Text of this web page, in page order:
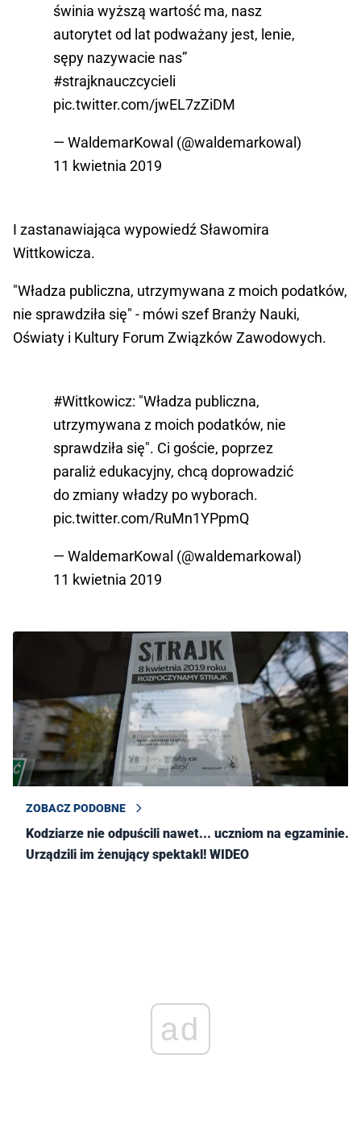
świnia wyższą wartość ma, nasz
autorytet od lat podważany jest, lenie,
sępy nazywacie nas”
#strajknauczcycieli
pic.twitter.com/jwEL7zZiDM
— WaldemarKowal (@waldemarkowal)
11 kwietnia 2019
I zastanawiająca wypowiedź Sławomira
Wittkowicza.
"Władza publiczna, utrzymywana z moich podatków,
nie sprawdziła się" - mówi szef Branży Nauki,
Oświaty i Kultury Forum Związków Zawodowych.
#Wittkowicz: "Władza publiczna,
utrzymywana z moich podatków, nie
sprawdziła się". Ci goście, poprzez
paraliż edukacyjny, chcą doprowadzić
do zmiany władzy po wyborach.
pic.twitter.com/RuMn1YPpmQ
— WaldemarKowal (@waldemarkowal)
11 kwietnia 2019
ZOBACZ PODOBNE
Kodziarze nie odpuścili nawet... uczniom na egzaminie.
Urządzili im żenujący spektakl! WIDEO
ad